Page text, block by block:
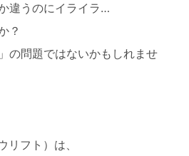
オンライン予約
グケア専門店の写真や動画などを
～左右差・形を変えたい・
動画などをインスタでチェック
違うのにイライラ…
？
の問題ではないかもしれませ
リフト）は、